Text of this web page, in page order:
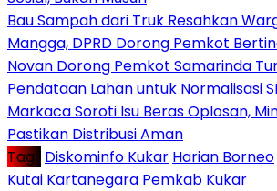
Bau Sampah dari Truk Resahkan
Mangga, DPRD Dorong Pemkot
Novan Dorong Pemkot Samarinda
Pendataan Lahan untuk Normalisasi
Markaca Soroti Isu Beras Oplosan,
Pastikan Distribusi Aman
Tag : Diskominfo Kukar Harian Borneo
Kutai Kartanegara Pemkab Kukar